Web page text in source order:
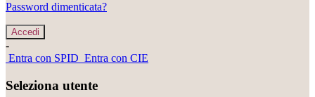
Password dimenticata?
-
Entra con SPID Entra con CIE
Seleziona utente